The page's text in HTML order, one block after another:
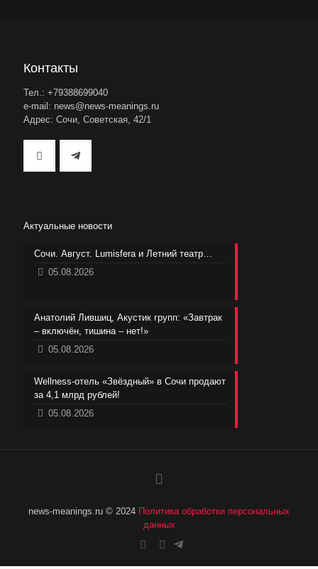
Контакты
Тел.: +79388699040
e-mail: news@news-meanings.ru
Адрес: Сочи, Советская, 42/1
Актуальные новости
Сочи. Август. Lumisfera и Летний театр…
05.08.2026
Анатолий Лившиц, Акустик групп: «Завтрак
– включён, тишина – нет!»
05.08.2026
Wellness-отель «Звёздный» в Сочи продают
за 4,1 млрд рублей!
05.08.2026
news-meanings.ru © 2024 Политика обработки персональных
данных